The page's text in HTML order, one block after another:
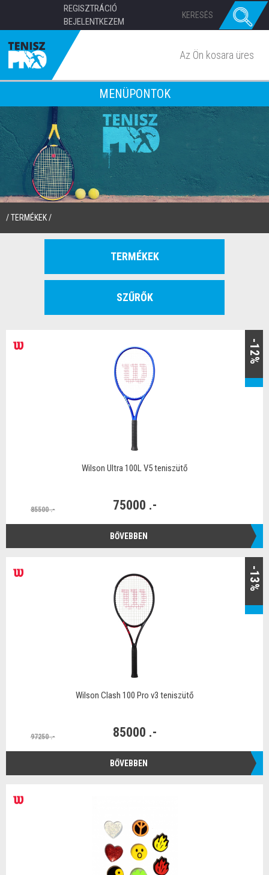
REGISZTRÁCIÓ
BEJELENTKEZEM
Az Ön kosara üres
MENÜPONTOK
/TERMÉKEK/
TERMÉKEK
SZŰRŐK
-12%
Wilson Ultra 100L V5 teniszütő
85500 .- 75000 .-
BŐVEBBEN
-13%
Wilson Clash 100 Pro v3 teniszütő
97250 .- 85000 .-
BŐVEBBEN